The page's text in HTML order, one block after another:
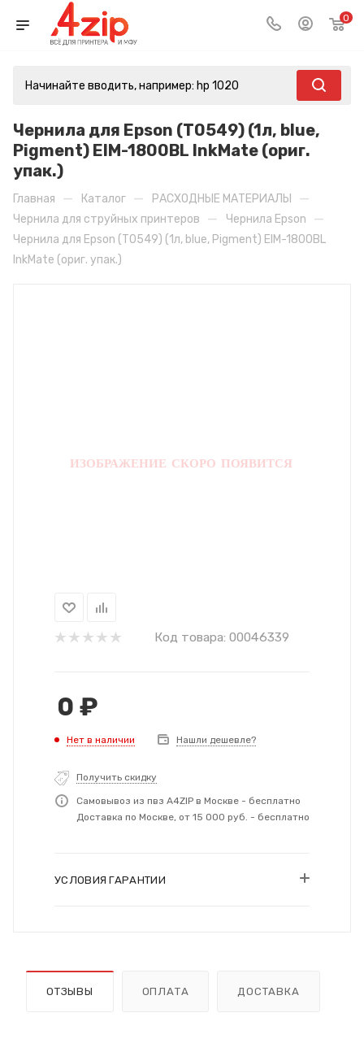
0
Чернила для Epson (T0549) (1л, blue,
Pigment) EIM-1800BL InkMate (ориг.
упак.)
Главная — Каталог — РАСХОДНЫЕ МАТЕРИАЛЫ —
Чернила для струйных принтеров — Чернила Epson —
Чернила для Epson (T0549) (1л, blue, Pigment) EIM-1800BL
InkMate (ориг. упак.)
Код товара: 00046339
0 ₽
Нет в наличии Нашли дешевле?
Получить скидку
Самовывоз из пвз A4ZIP в Москве - бесплатно
Доставка по Москве, от 15 000 руб. - бесплатно
УСЛОВИЯ ГАРАНТИИ
ОТЗЫВЫ ОПЛАТА ДОСТАВКА